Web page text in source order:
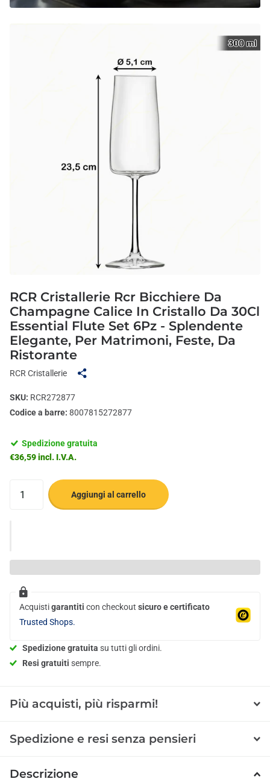
RCR Cristallerie Rcr Bicchiere Da
Champagne Calice In Cristallo Da 30Cl
Essential Flute Set 6Pz - Splendente
Elegante, Per Matrimoni, Feste, Da
Ristorante
RCR Cristallerie
SKU: RCR272877
Codice a barre: 8007815272877
Spedizione gratuita
€36,59 incl. I.V.A.
Aggiungi al carrello
Acquistigarantiti con checkout sicuro e certificato
Trusted Shops.
Spedizione gratuita su tutti gli ordini.
Resi gratuiti sempre.
Più acquisti, più risparmi!
Spedizione e resi senza pensieri
Descrizione